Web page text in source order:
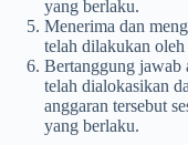
yang berlaku.
Menerima dan
telah dilakukan oleh
Bertanggung jawab
telah dialokasikan
anggaran tersebut
yang berlaku.